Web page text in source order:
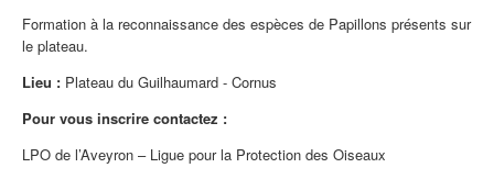
Formation à la reconnaissance des espèces de Papillons présents sur
le plateau.
Lieu : Plateau du Guilhaumard - Cornus
Pour vous inscrire contactez :
LPO de l’Aveyron – Ligue pour la Protection des Oiseaux